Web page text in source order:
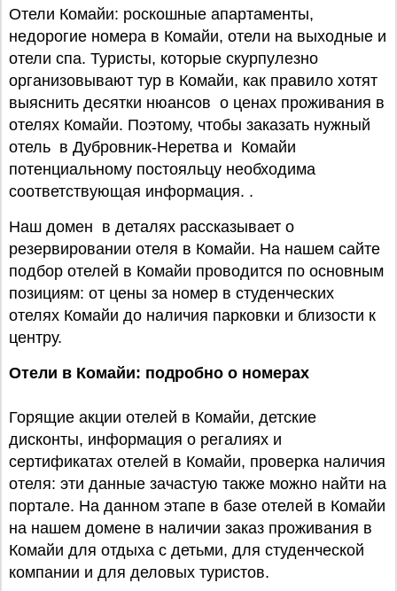
Отели Комайи: роскошные апартаменты,
недорогие номера в Комайи, отели на выходные и
отели спа. Туристы, которые скурпулезно
организовывают тур в Комайи, как правило хотят
выяснить десятки нюансов о ценах проживания в
отелях Комайи. Поэтому, чтобы заказать нужный
отель в Дубровник-Неретва и Комайи
потенциальному постояльцу необходима
соответствующая информация. .
Наш домен в деталях рассказывает о
резервировании отеля в Комайи. На нашем сайте
подбор отелей в Комайи проводится по основным
позициям: от цены за номер в студенческих
отелях Комайи до наличия парковки и близости к
центру.
Отели в Комайи: подробно о номерах
Горящие акции отелей в Комайи, детские
дисконты, информация о регалиях и
сертификатах отелей в Комайи, проверка наличия
отеля: эти данные зачастую также можно найти на
портале. На данном этапе в базе отелей в Комайи
на нашем домене в наличии заказ проживания в
Комайи для отдыха с детьми, для студенческой
компании и для деловых туристов.